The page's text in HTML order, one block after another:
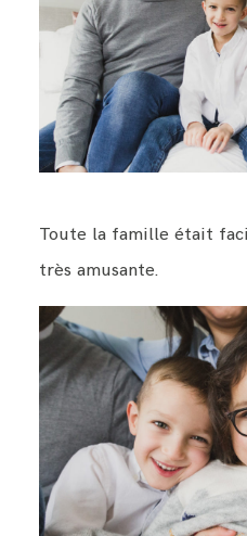
Toute la famille était
très amusante.